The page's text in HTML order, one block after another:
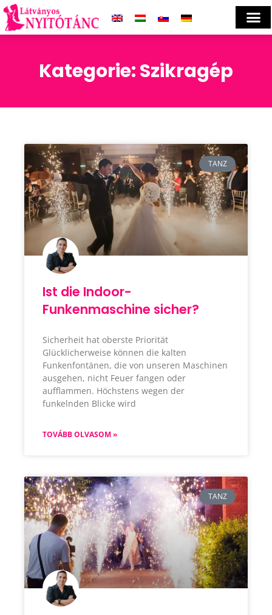
Kategorie: Szikragép
TANZ
Ist die Indoor-
Funkenmaschine sicher?
Sicherheit hat oberste Priorität
Glücklicherweise können die kalten
Funkenfontänen, die von unseren Maschinen
ausgehen, nicht Feuer fangen oder
aufflammen. Höchstens wegen der
funkelnden Blicke wird
TOVÁBB OLVASOM »
TANZ